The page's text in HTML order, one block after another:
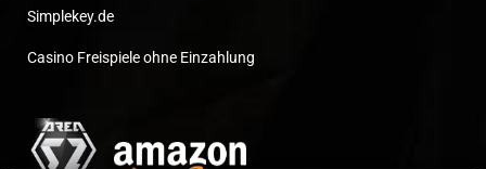
Simplekey.de
Casino Freispiele ohne Einzahlung